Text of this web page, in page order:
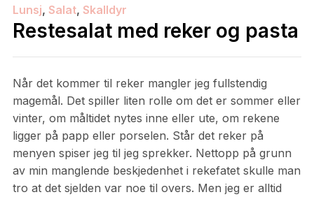
Lunsj, Salat, Skalldyr
Restesalat med reker og pasta
Når det kommer til reker mangler jeg fullstendig
magemål. Det spiller liten rolle om det er sommer eller
vinter, om måltidet nytes inne eller ute, om rekene
ligger på papp eller porselen. Står det reker på
menyen spiser jeg til jeg sprekker. Nettopp på grunn
av min manglende beskjedenhet i rekefatet skulle man
tro at det sjelden var noe til overs. Men jeg er alltid